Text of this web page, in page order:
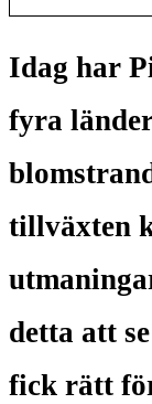
Idag har
fyra
tillväxten
detta att
fick rätt